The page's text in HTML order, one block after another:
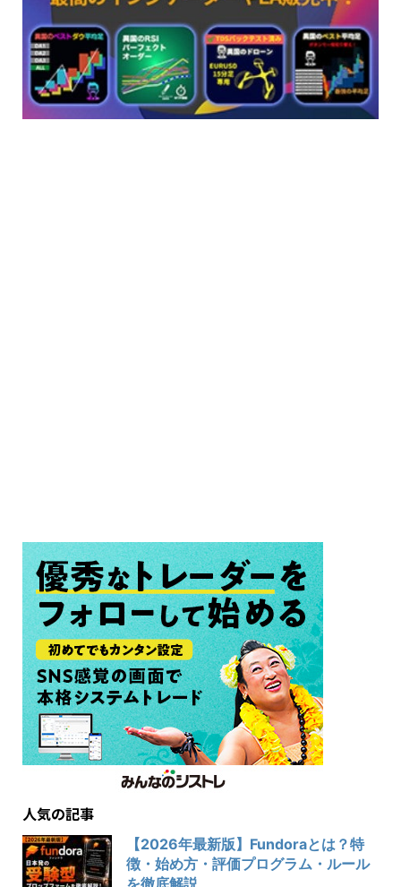
人気の記事
【2026年最新版】Fundoraとは？特
徴・始め方・評価プログラム・ルール
を徹底解説